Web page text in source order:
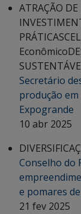
ATRAÇÃO DE
PRÁTICAS
Econômico
Secretário
produção
Expogrande
10 abr 2025
Conselho do
e pomares
21 fev 2025